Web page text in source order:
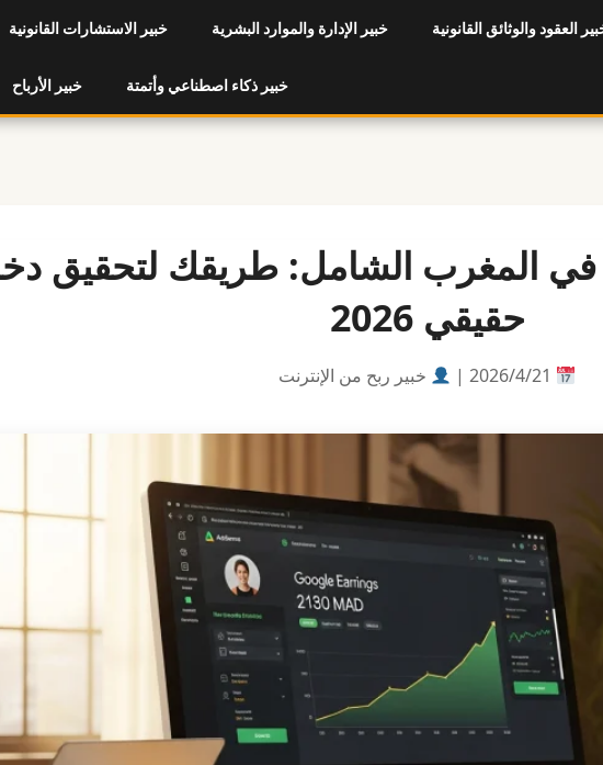
العقود والوثائق القانونية خبير الإدارة والموارد البشرية خبير الاستشارات القانونية
خبير ذكاء اصطناعي وأتمتة خبير الأرباح
في المغرب الشامل: طريقك لتحقيق
حقيقي 2026
خبير ربح من الإنترنت